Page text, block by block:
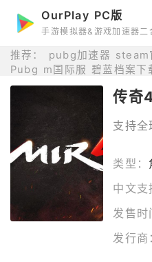
推荐： pubg加速器 steam
Pubg m国际服 碧蓝档案下
OurPlay PC版
手游模拟器&游戏加速器二
传奇
支持全
类型：
中文支
发售时
发行商